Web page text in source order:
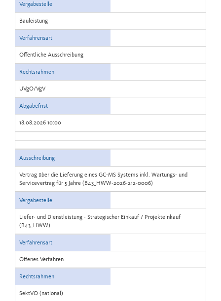
Vergabestelle
Bauleistung
Verfahrensart
Öffentliche Ausschreibung
Rechtsrahmen
UVgO/VgV
Abgabefrist
18.08.2026 10:00
Ausschreibung
Vertrag über die Lieferung eines GC-MS Systems inkl. Wartungs- und
Servicevertrag für 5 Jahre (B43_HWW-2026-212-0006)
Vergabestelle
Liefer- und Dienstleistung - Strategischer Einkauf / Projekteinkauf
(B43_HWW)
Verfahrensart
Offenes Verfahren
Rechtsrahmen
SektVO (national)